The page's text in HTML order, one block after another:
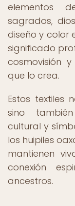
elementos
sagrados,
diseño y color
significado
cosmovisión
que lo crea.
Estos textiles
sino
cultural y
los huipiles
mantienen
conexión
ancestros.